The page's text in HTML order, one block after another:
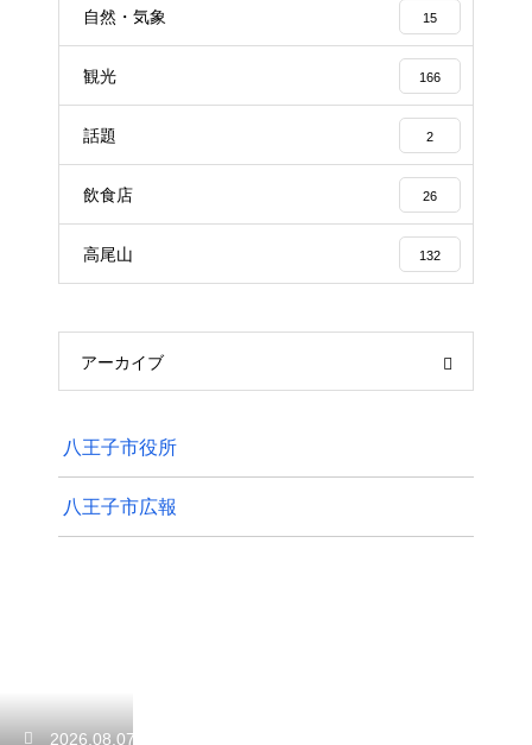
自然・気象 15
観光 166
話題 2
飲食店 26
高尾山 132
アーカイブ
八王子市役所
八王子市広報
2026.08.07